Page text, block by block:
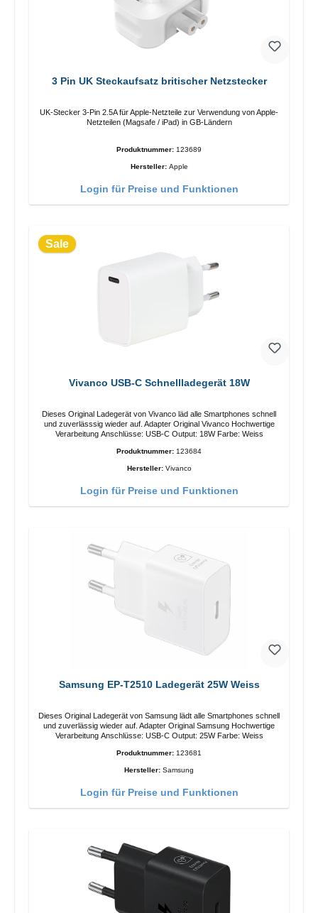
3 Pin UK Steckaufsatz britischer Netzstecker
UK-Stecker 3-Pin 2.5A für Apple-Netzteile zur Verwendung von Apple-
Netzteilen (Magsafe / iPad) in GB-Ländern
Produktnummer: 123689
Hersteller: Apple
Login für Preise und Funktionen
Sale
Vivanco USB-C Schnellladegerät 18W
Dieses Original Ladegerät von Vivanco läd alle Smartphones schnell
und zuverlässsig wieder auf. Adapter Original Vivanco Hochwertige
Verarbeitung Anschlüsse: USB-C Output: 18W Farbe: Weiss
Produktnummer: 123684
Hersteller: Vivanco
Login für Preise und Funktionen
Samsung EP-T2510 Ladegerät 25W Weiss
Dieses Original Ladegerät von Samsung lädt alle Smartphones schnell
und zuverlässig wieder auf. Adapter Original Samsung Hochwertige
Verarbeitung Anschlüsse: USB-C Output: 25W Farbe: Weiss
Produktnummer: 123681
Hersteller: Samsung
Login für Preise und Funktionen